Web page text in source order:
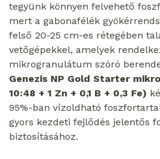
tegyünk könnyen felvehető
mert a gabonafélék
felső 20-25 cm-es rétegében
vetőgépekkel, amelyek
mikrogranulátum szóró
Genezis NP Gold Starter
10:48 + 1 Zn + 0,1 B + 0,3 Fe)
95%-ban vízoldható
gyors kezdeti fejlődés jelentős
biztosításához.